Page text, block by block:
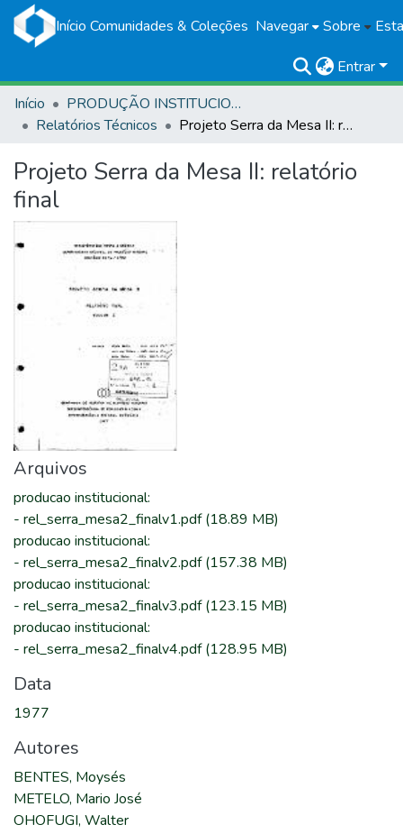
Início Comunidades & Coleções Navegar Sobre
Entrar
Início
PRODUÇÃO INSTITUCIONAL
Relatórios Técnicos
Projeto Serra da Mesa II: relatório final
Projeto Serra da Mesa II: relatório
final
Arquivos
producao institucional:
- rel_serra_mesa2_finalv1.pdf(18.89 MB)
producao institucional:
- rel_serra_mesa2_finalv2.pdf(157.38 MB)
producao institucional:
- rel_serra_mesa2_finalv3.pdf(123.15 MB)
producao institucional:
- rel_serra_mesa2_finalv4.pdf(128.95 MB)
Data
1977
Autores
BENTES, Moysés
METELO, Mario José
OHOFUGI, Walter